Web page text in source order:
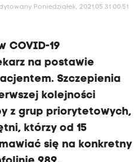
Poniedziałek, 2021.05.31 00:51
COVID-19
na postawie
Szczepienia
kolejności
z grup priorytetowych,
którzy od 15
się na konkretny